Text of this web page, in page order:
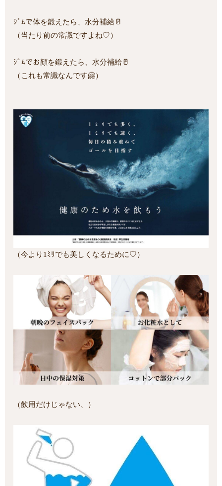
ｼﾞﾑで体を鍛えたら、水分補給🥛
（当たり前の常識ですよね♡）
ｼﾞﾑでお顔を鍛えたら、水分補給🥛
（これも常識なんです🤗）
（今より1ﾐﾘでも美しくなるために♡）
（飲用だけじゃない、）